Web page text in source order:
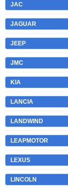
JAC
JAGUAR
JEEP
JMC
KIA
LANCIA
LANDWIND
LEAPMOTOR
LEXUS
LINCOLN